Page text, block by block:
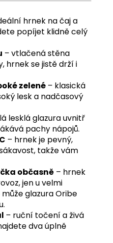
hrnek na čaj a
popíjet klidně celý
– vtlačená stěna
hrnek se jistě drží i
zelené – klasická
lesk a nadčasový
lesklá glazura uvnitř
pachy nápojů.
– hrnek je pevný,
takže vám
občasně – hrnek
jen u velmi
glazura Oribe
– ruční točení a živá
dva úplně